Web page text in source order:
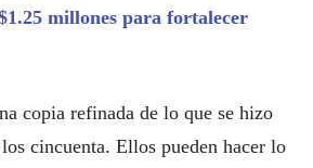
millones para fortalecer
copia refinada de lo que se hizo
cincuenta. Ellos pueden hacer lo